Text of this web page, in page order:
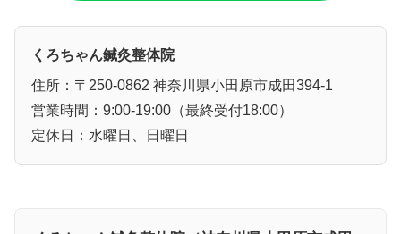
くろちゃん鍼灸整体院
住所：〒250-0862 神奈川県小田原市成田394-1
営業時間：9:00-19:00（最終受付18:00）
定休日：水曜日、日曜日